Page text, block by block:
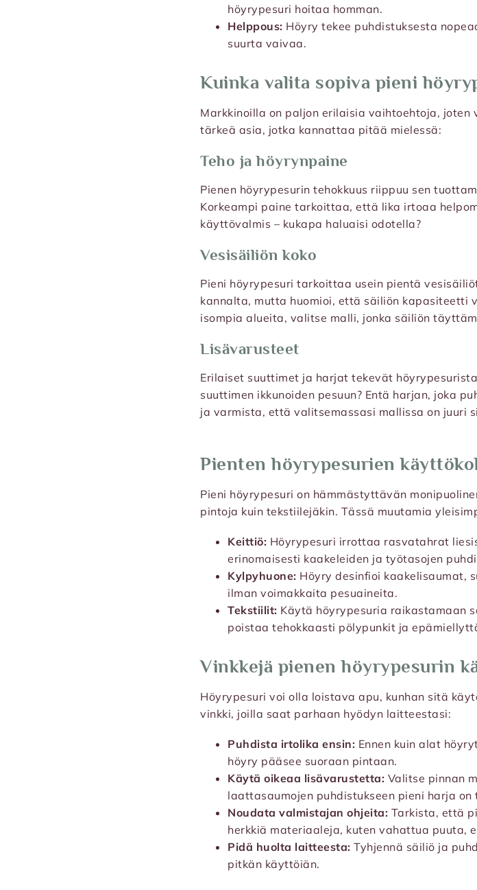
höyrypesuri hoitaa homman.
Helppous: Höyry tekee puhdistuksesta
suurta vaivaa.
Kuinka valita sopiva pieni
Markkinoilla on paljon erilaisia vaihtoehtoja,
tärkeä asia, jotka kannattaa pitää mielessä:
Teho ja höyrynpaine
Pienen höyrypesurin tehokkuus riippuu sen
Korkeampi paine tarkoittaa, että lika irtoaa
käyttövalmis – kukapa haluaisi odotella?
Vesisäiliön koko
Pieni höyrypesuri tarkoittaa usein pientä
kannalta, mutta huomioi, että säiliön kapasiteetti
isompia alueita, valitse malli, jonka säiliön
Lisävarusteet
Erilaiset suuttimet ja harjat tekevät
suuttimen ikkunoiden pesuun? Entä harjan, joka
ja varmista, että valitsemassasi mallissa on juuri
Pienten höyrypesurien
Pieni höyrypesuri on hämmästyttävän
pintoja kuin tekstiilejäkin. Tässä muutamia
Keittiö: Höyrypesuri irrottaa rasvatahrat
erinomaisesti kaakeleiden ja työtasojen
Kylpyhuone: Höyry desinfioi kaakelisaumat,
ilman voimakkaita pesuaineita.
Tekstiilit: Käytä höyrypesuria raikastamaan
poistaa tehokkaasti pölypunkit ja
Vinkkejä pienen höyrypesurin
Höyrypesuri voi olla loistava apu, kunhan sitä
vinkki, joilla saat parhaan hyödyn laitteestasi:
Puhdista irtolika ensin: Ennen kuin alat
höyry pääsee suoraan pintaan.
Käytä oikeaa lisävarustetta: Valitse pinnan
laattasaumojen puhdistukseen pieni harja on
Noudata valmistajan ohjeita: Tarkista, että
herkkiä materiaaleja, kuten vahattua puuta,
Pidä huolta laitteesta: Tyhjennä säiliö ja
pitkän käyttöiän.